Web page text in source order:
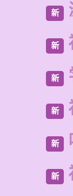
新
新
新
新
新
新